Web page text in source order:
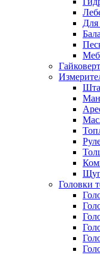
Для
Головки